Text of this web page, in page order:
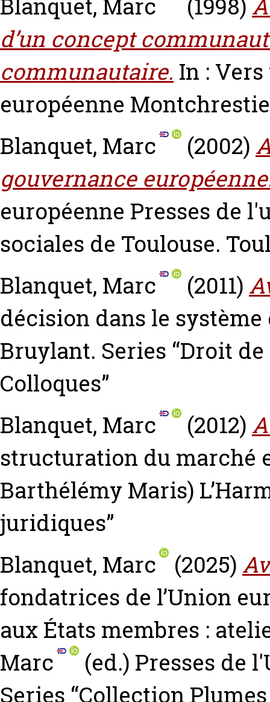
Blanquet, Marc (1998)
d’un concept
communautaire. In :
européenne
Blanquet, Marc
(2002)
gouvernance
européenne Presses de
sociales de Toulouse.
Blanquet, Marc
(2011)
décision dans le système
Bruylant. Series “Droit
Colloques”
Blanquet, Marc
(2012)
structuration du marché
Barthélémy Maris)
juridiques”
Blanquet, Marc
(2025)
fondatrices de l’Union
aux États membres‎ :
Marc
(ed.) Presses de
Series “Collection